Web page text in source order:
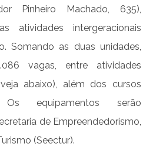
Pinheiro Machado, 635),
atividades intergeracionais
Somando as duas unidades,
vagas, entre atividades
abaixo), além dos cursos
Os equipamentos serão
de Empreendedorismo,
(Seectur).